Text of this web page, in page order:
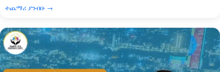
ተጨማሪ ያንብቡ →